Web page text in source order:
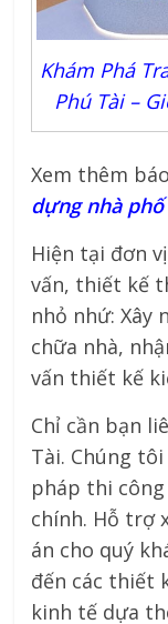
Khám Phá
Phú Tài –
Xem thêm
dựng nhà phố
Hiện tại đơn
vấn, thiết kế
nhỏ nhứ: Xây
chữa nhà,
vấn thiết kế
Chỉ cần bạn
Tài. Chúng
pháp thi
chính. Hỗ trợ
án cho quý
đến các thiết
kinh tế dựa